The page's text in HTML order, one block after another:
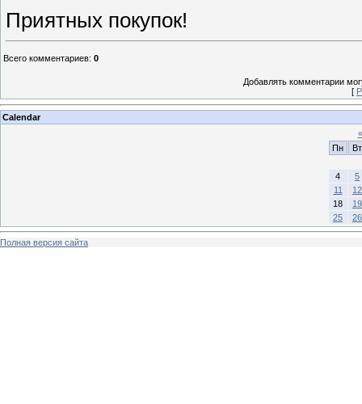
Приятных покупок!
Всего комментариев: 0
Добавлять комментарии
[
Calendar
«
Пн
Вт
4
5
11
12
18
19
25
26
Полная версия сайта